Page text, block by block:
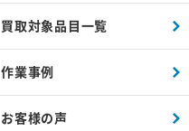
買取対象品目一覧
作業事例
お客様の声